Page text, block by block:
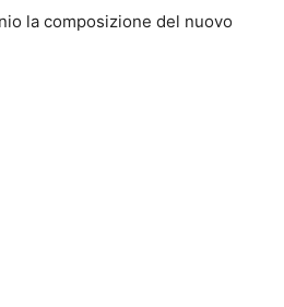
la composizione del nuovo